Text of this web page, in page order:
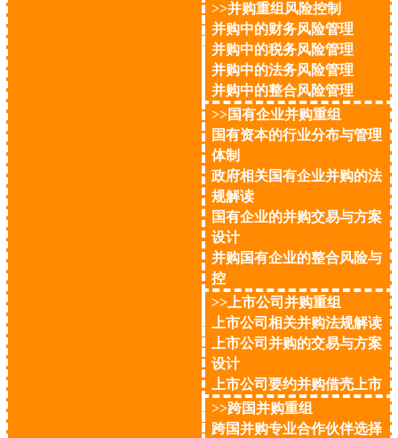
>>并购重组风险控制
并购中的财务风险管理
并购中的税务风险管理
并购中的法务风险管理
并购中的整合风险管理
>>国有企业并购重组
国有资本的行业分布与管理
体制
政府相关国有企业并购的法
规解读
国有企业的并购交易与方案
设计
并购国有企业的整合风险与
控
>>上市公司并购重组
上市公司相关并购法规解读
上市公司并购的交易与方案
设计
上市公司要约并购借壳上市
>>跨国并购重组
跨国并购专业合作伙伴选择